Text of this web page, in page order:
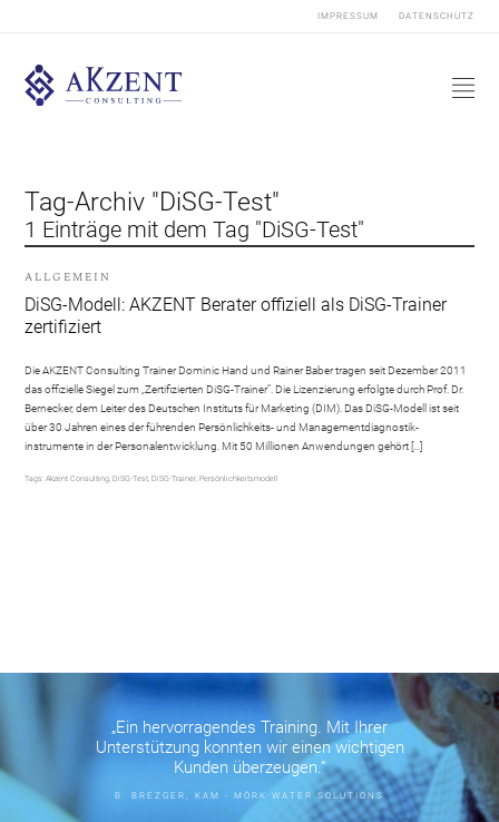
IMPRESSUM DATENSCHUTZ
Tag-Archiv "DiSG-Test"
1 Einträge mit dem Tag "DiSG-Test"
ALLGEMEIN
DiSG-Modell: AKZENT Berater offiziell als DiSG-Trainer
zertifiziert
Die AKZENT Consulting Trainer Dominic Hand und Rainer Baber tragen seit Dezember 2011
das offizielle Siegel zum „Zertifizierten DiSG-Trainer“. Die Lizenzierung erfolgte durch Prof. Dr.
Bernecker, dem Leiter des Deutschen Instituts für Marketing (DIM). Das DiSG-Modell ist seit
über 30 Jahren eines der führenden Persönlichkeits- und Managementdiagnostik-
instrumente in der Personalentwicklung. Mit 50 Millionen Anwendungen gehört […]
Tags:Akzent Consulting, DiSG-Test, DiSG-Trainer, Persönlichkeitsmodell
„Ein hervorragendes Training. Mit Ihrer
Unterstützung konnten wir einen wichtigen
Kunden überzeugen.“
B. BREZGER, KAM - MÖRK WATER SOLUTIONS